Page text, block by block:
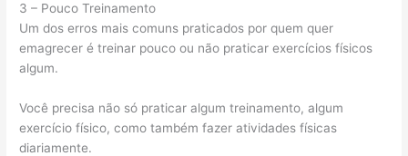
3 – Pouco Treinamento
Um dos erros mais comuns praticados por quem quer
emagrecer é treinar pouco ou não praticar exercícios físicos
algum.
Você precisa não só praticar algum treinamento, algum
exercício físico, como também fazer atividades físicas
diariamente.